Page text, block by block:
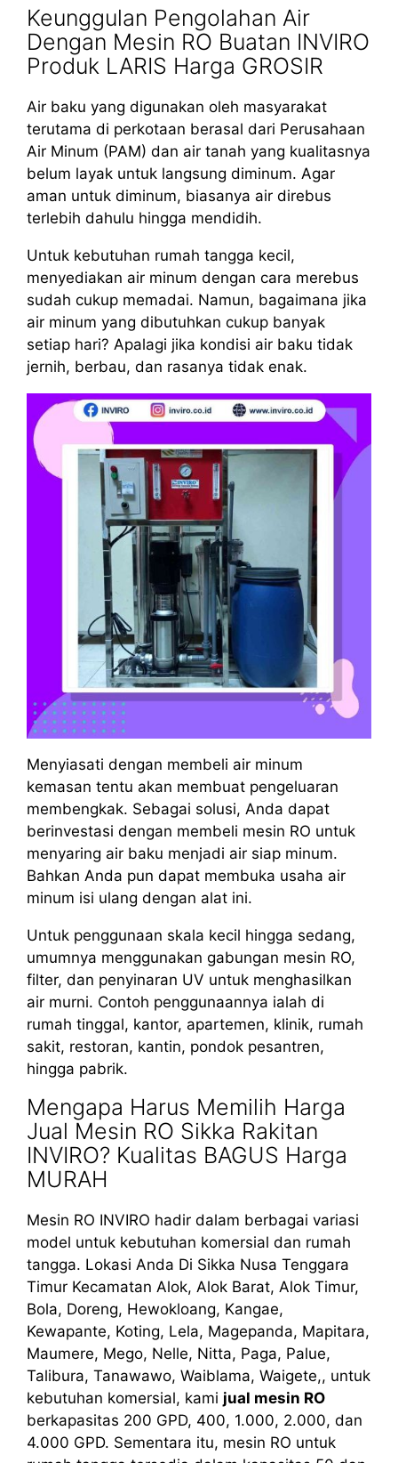
Keunggulan Pengolahan Air
Dengan Mesin RO Buatan INVIRO
Produk LARIS Harga GROSIR
Air baku yang digunakan oleh masyarakat
terutama di perkotaan berasal dari Perusahaan
Air Minum (PAM) dan air tanah yang kualitasnya
belum layak untuk langsung diminum. Agar
aman untuk diminum, biasanya air direbus
terlebih dahulu hingga mendidih.
Untuk kebutuhan rumah tangga kecil,
menyediakan air minum dengan cara merebus
sudah cukup memadai. Namun, bagaimana jika
air minum yang dibutuhkan cukup banyak
setiap hari? Apalagi jika kondisi air baku tidak
jernih, berbau, dan rasanya tidak enak.
Menyiasati dengan membeli air minum
kemasan tentu akan membuat pengeluaran
membengkak. Sebagai solusi, Anda dapat
berinvestasi dengan membeli mesin RO untuk
menyaring air baku menjadi air siap minum.
Bahkan Anda pun dapat membuka usaha air
minum isi ulang dengan alat ini.
Untuk penggunaan skala kecil hingga sedang,
umumnya menggunakan gabungan mesin RO,
filter, dan penyinaran UV untuk menghasilkan
air murni. Contoh penggunaannya ialah di
rumah tinggal, kantor, apartemen, klinik, rumah
sakit, restoran, kantin, pondok pesantren,
hingga pabrik.
Mengapa Harus Memilih Harga
Jual Mesin RO Sikka Rakitan
INVIRO? Kualitas BAGUS Harga
MURAH
Mesin RO INVIRO hadir dalam berbagai variasi
model untuk kebutuhan komersial dan rumah
tangga. Lokasi Anda Di Sikka Nusa Tenggara
Timur Kecamatan Alok, Alok Barat, Alok Timur,
Bola, Doreng, Hewokloang, Kangae,
Kewapante, Koting, Lela, Magepanda, Mapitara,
Maumere, Mego, Nelle, Nitta, Paga, Palue,
Talibura, Tanawawo, Waiblama, Waigete,, untuk
kebutuhan komersial, kami jual mesin RO
berkapasitas 200 GPD, 400, 1.000, 2.000, dan
4.000 GPD. Sementara itu, mesin RO untuk